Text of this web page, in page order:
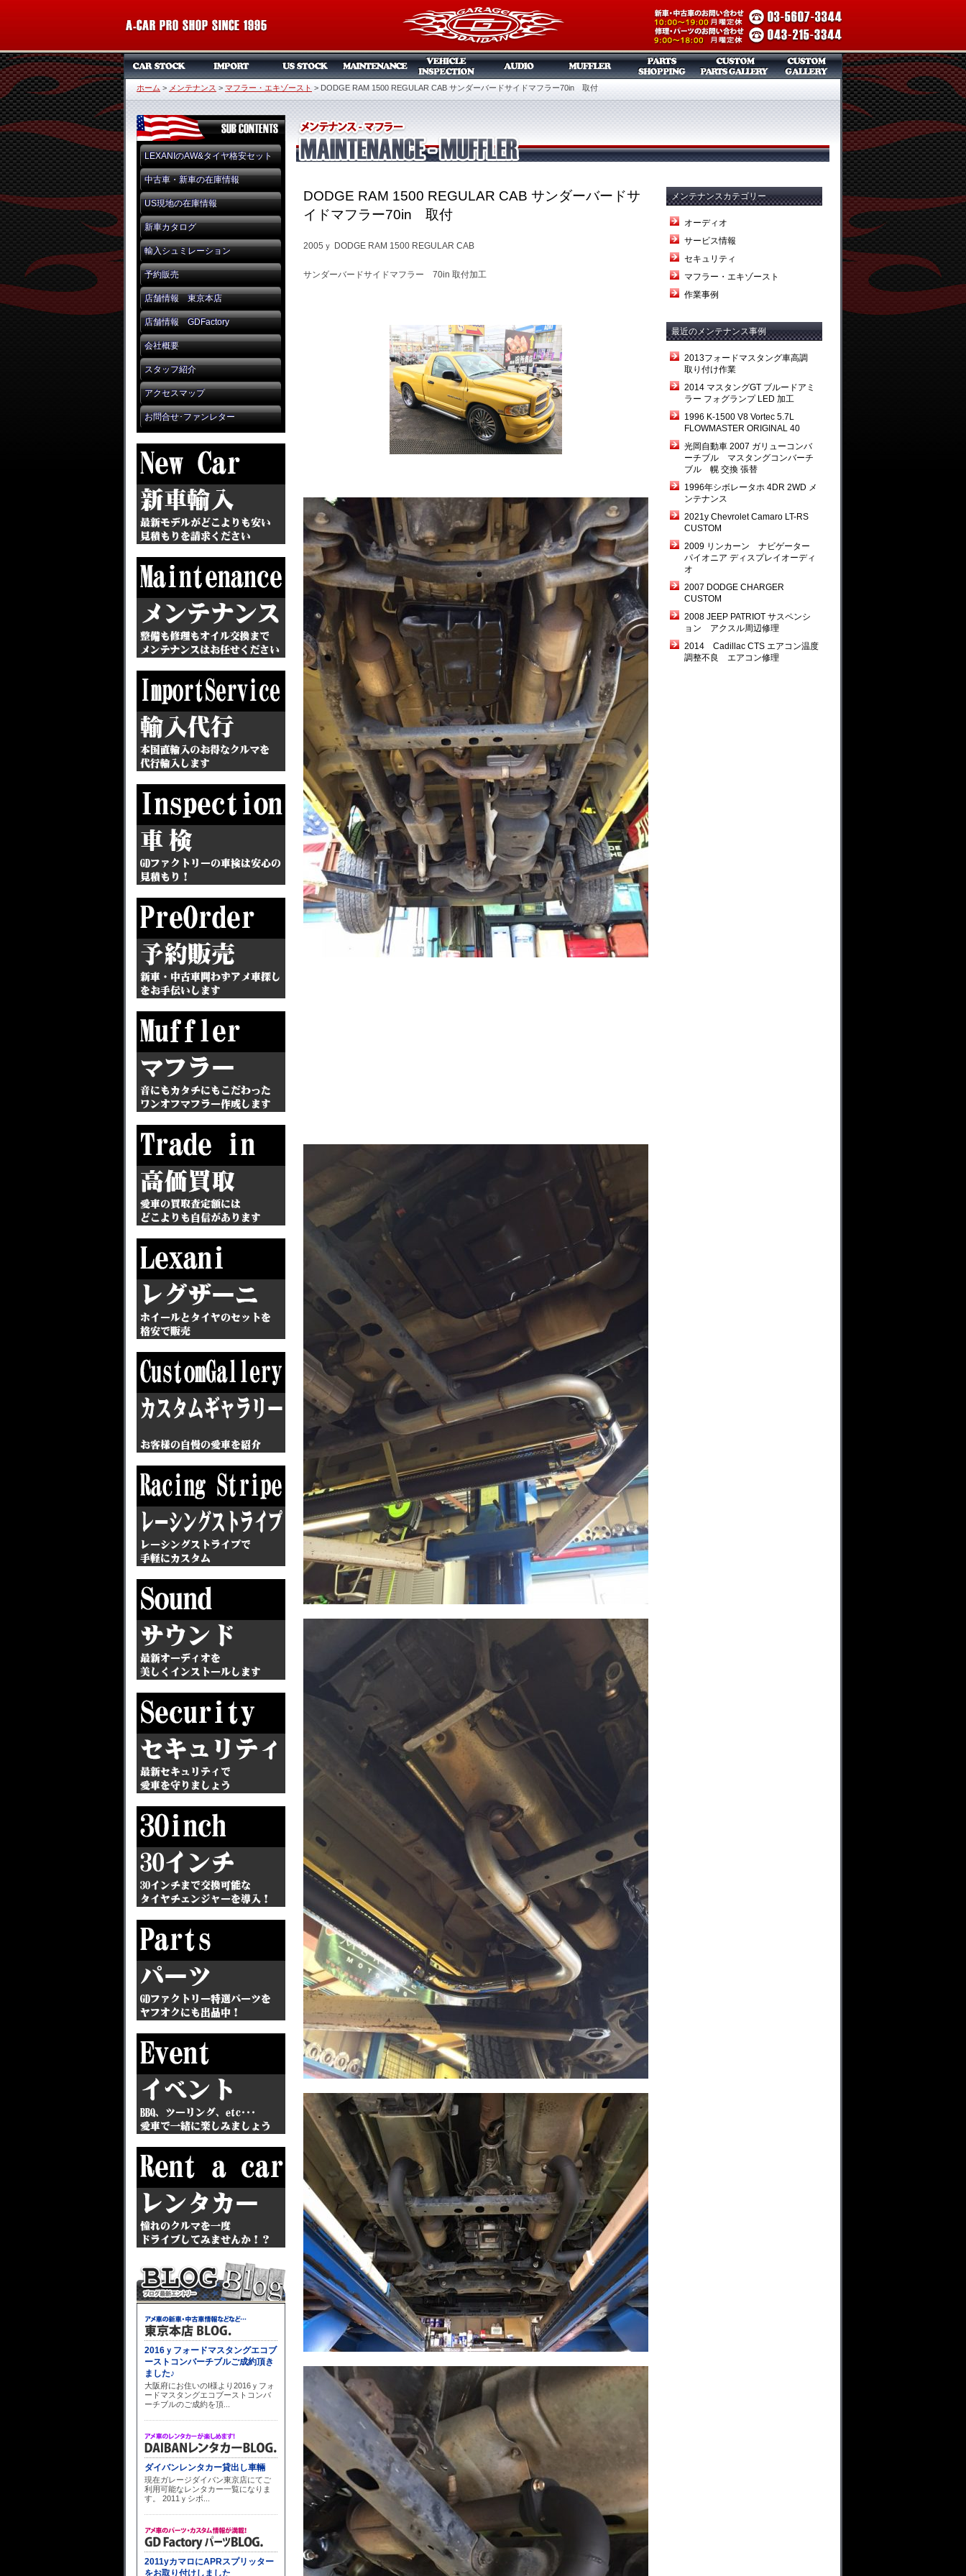
ホーム > メンテナンス > マフラー・エキゾースト > DODGE RAM 1500 REGULAR CAB サンダーバードサイドマフラー70in 取付
LEXANIのAW&タイヤ格安セット
中古車・新車の在庫情報
US現地の在庫情報
新車カタログ
輸入シュミレーション
予約販売
店舗情報 東京本店
店舗情報 GDFactory
会社概要
スタッフ紹介
アクセスマップ
お問合せ･ファンレター
DODGE RAM 1500 REGULAR CAB サンダーバードサ
イドマフラー70in 取付
2005ｙ DODGE RAM 1500 REGULAR CAB
サンダーバードサイドマフラー 70in 取付加工
メンテナンスカテゴリー
オーディオ
サービス情報
セキュリティ
マフラー・エキゾースト
作業事例
最近のメンテナンス事例
2013フォードマスタング車高調
取り付け作業
2014 マスタングGT ブルードアミ
ラー フォグランプ LED 加工
1996 K-1500 V8 Vortec 5.7L
FLOWMASTER ORIGINAL 40
光岡自動車 2007 ガリューコンバ
ーチブル マスタングコンバーチ
ブル 幌 交換 張替
1996年シボレータホ 4DR 2WD メ
ンテナンス
2021y Chevrolet Camaro LT-RS
CUSTOM
2009 リンカーン ナビゲーター
パイオニア ディスプレイオーディ
オ
2007 DODGE CHARGER
CUSTOM
2008 JEEP PATRIOT サスペンシ
ョン アクスル周辺修理
2014 Cadillac CTS エアコン温度
調整不良 エアコン修理